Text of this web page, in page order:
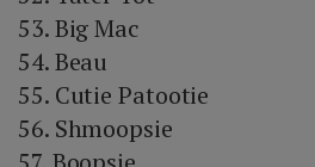
53. Big Mac
54. Beau
55. Cutie Patootie
56. Shmoopsie